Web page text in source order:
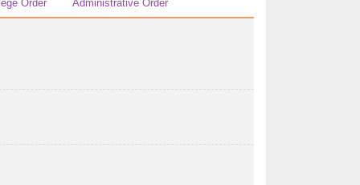
হিসাববিজ্ঞান ...
মূল্যায়নের পর ...
২০২৬ সালের এইচএসসি/সমমান পরীক্ষায় অংশগ্রহণ
Order Administrative Order